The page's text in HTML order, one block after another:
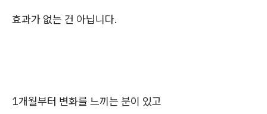
효과가 없는 건 아닙니다.
1개월부터 변화를 느끼는 분이 있고